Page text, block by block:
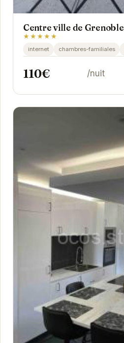
Centre ville de Grenoble
★★★★★
internet chambres-familiales
110€ /nuit